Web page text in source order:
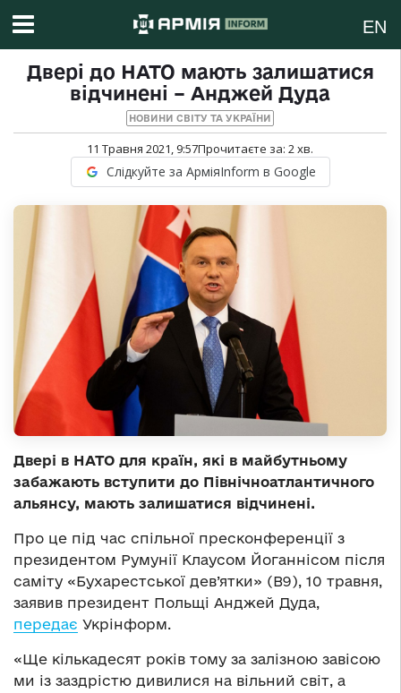
EN
Двері до НАТО мають залишатися
відчинені – Анджей Дуда
НОВИНИ СВІТУ ТА УКРАЇНИ
11 Травня 2021, 9:57Прочитаєте за: 2хв.
Слідкуйте за АрміяInform в Google
Двері в НАТО для країн, які в майбутньому
забажають вступити до Північноатлантичного
альянсу, мають залишатися відчинені.
Про це під час спільної пресконференції з
президентом Румунії Клаусом Йоганнісом після
саміту «Бухарестської дев’ятки» (B9), 10 травня,
заявив президент Польщі Анджей Дуда,
передає Укрінформ.
«Ще кількадесят років тому за залізною завісою
ми із заздрістю дивилися на вільний світ, а